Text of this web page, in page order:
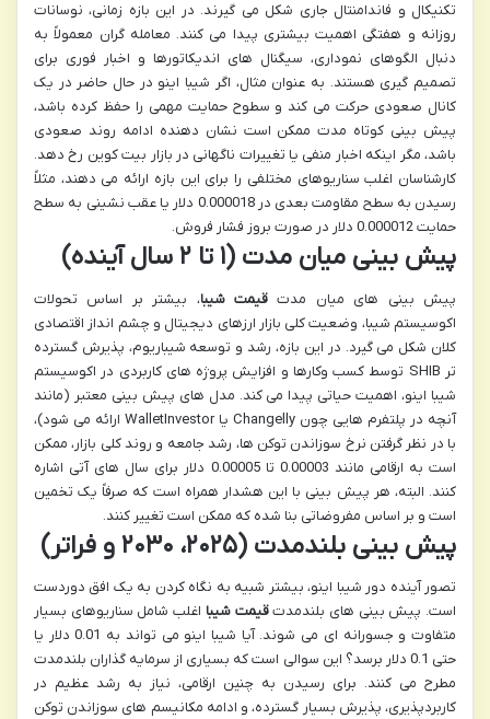
تکنیکال و فاندامنتال جاری شکل می گیرند. در این بازه زمانی، نوسانات
روزانه و هفتگی اهمیت بیشتری پیدا می کنند. معامله گران معمولاً به
دنبال الگوهای نموداری، سیگنال های اندیکاتورها و اخبار فوری برای
تصمیم گیری هستند. به عنوان مثال، اگر شیبا اینو در حال حاضر در یک
کانال صعودی حرکت می کند و سطوح حمایت مهمی را حفظ کرده باشد،
پیش بینی کوتاه مدت ممکن است نشان دهنده ادامه روند صعودی
باشد، مگر اینکه اخبار منفی یا تغییرات ناگهانی در بازار بیت کوین رخ دهد.
کارشناسان اغلب سناریوهای مختلفی را برای این بازه ارائه می دهند، مثلاً
رسیدن به سطح مقاومت بعدی در 0.000018 دلار یا عقب نشینی به سطح
حمایت 0.000012 دلار در صورت بروز فشار فروش.
پیش بینی میان مدت (۱ تا ۲ سال آینده)
پیش بینی های میان مدت قیمت شیبا، بیشتر بر اساس تحولات
اکوسیستم شیبا، وضعیت کلی بازار ارزهای دیجیتال و چشم انداز اقتصادی
کلان شکل می گیرد. در این بازه، رشد و توسعه شیباریوم، پذیرش گسترده
تر SHIB توسط کسب وکارها و افزایش پروژه های کاربردی در اکوسیستم
شیبا اینو، اهمیت حیاتی پیدا می کند. مدل های پیش بینی معتبر (مانند
آنچه در پلتفرم هایی چون Changelly یا WalletInvestor ارائه می شود)،
با در نظر گرفتن نرخ سوزاندن توکن ها، رشد جامعه و روند کلی بازار، ممکن
است به ارقامی مانند 0.00003 تا 0.00005 دلار برای سال های آتی اشاره
کنند. البته، هر پیش بینی با این هشدار همراه است که صرفاً یک تخمین
است و بر اساس مفروضاتی بنا شده که ممکن است تغییر کنند.
پیش بینی بلندمدت (۲۰۲۵، ۲۰۳۰ و فراتر)
تصور آینده دور شیبا اینو، بیشتر شبیه به نگاه کردن به یک افق دوردست
است. پیش بینی های بلندمدتقیمت شیبا اغلب شامل سناریوهای بسیار
متفاوت و جسورانه ای می شوند. آیا شیبا اینو می تواند به 0.01 دلار یا
حتی 0.1 دلار برسد؟ این سوالی است که بسیاری از سرمایه گذاران بلندمدت
مطرح می کنند. برای رسیدن به چنین ارقامی، نیاز به رشد عظیم در
کاربردپذیری، پذیرش بسیار گسترده، و ادامه مکانیسم های سوزاندن توکن